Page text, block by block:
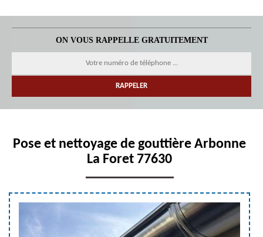
ON VOUS RAPPELLE GRATUITEMENT
Pose et nettoyage de gouttière Arbonne
La Foret 77630